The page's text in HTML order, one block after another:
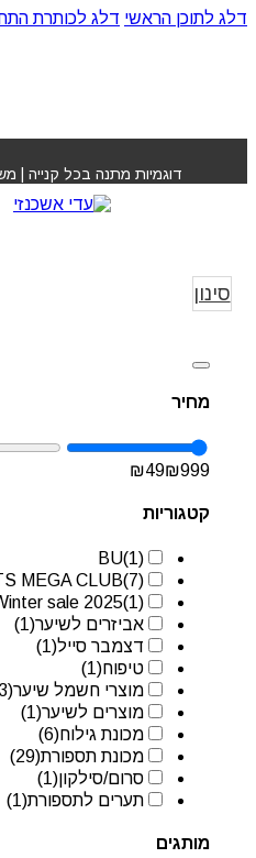
דלג לתוכן הראשי דלג לכותרת
דוגמיות מתנה בכל קנייה |
מכונת
סינון
מחיר
₪49₪999
קטגוריות
BU(1)
MEGA CLUB(7)
sale 2025(1)
אביזרים לשיער(1)
דצמבר סייל(1)
טיפוח(1)
מוצרי חשמל שיער(23)
מוצרים לשיער(1)
מכונת גילוח(6)
מכונת תספורת(29)
סרום/סילקון(1)
תערים לתספורת(1)
מותגים